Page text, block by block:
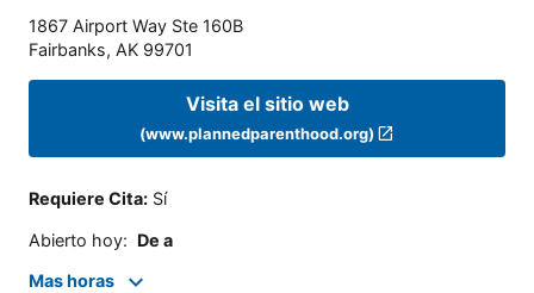
1867 Airport Way Ste 160B
Fairbanks, AK 99701
Visita el sitio web
(www.plannedparenthood.org)
Requiere Cita: Sí
Abierto hoy: De a
Mas horas